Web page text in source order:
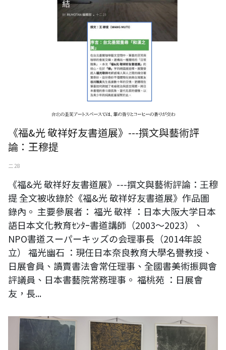
《福&光 敬祥好友書道展》---撰文與藝術評
論：王穆提
二 28
《福&光 敬祥好友書道展》---撰文與藝術評論：王穆
提 全文被收錄於《福&光 敬祥好友書道展》作品圖
錄內。 主要參展者： 福光 敬祥 ：日本大阪大学日本
語日本文化教育ｾﾝﾀｰ書道講師（2003～2023）、
NPO書道スーパーキッズの会理事長（2014年設
立） 福光幽石 ：現任日本奈良教育大學名譽教授、
日展會員、讀賣書法會常任理事、全國書美術振興會
評議員、日本書藝院常務理事。 福桃苑 ：日展會
友，長...